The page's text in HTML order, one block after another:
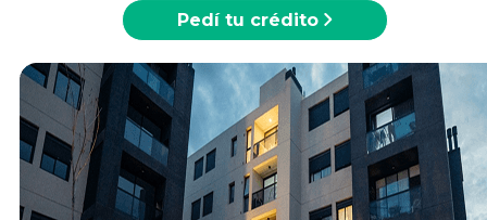
Pedí tu crédito